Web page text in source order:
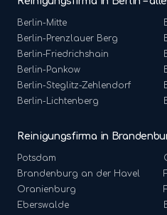
Berlin-Mitte
Berlin-Prenzlauer Berg
Berlin-Friedrichshain
Berlin-Pankow
Berlin-Steglitz-Zehlendorf
Berlin- Lichtenberg
Reinigungsfirma in
Potsdam
Brandenburg an der Havel
Oranienburg
Eberswalde